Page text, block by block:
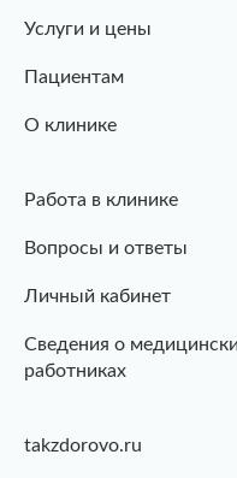
Услуги и цены
Пациентам
О клинике
Работа в клинике
Вопросы и ответы
Личный кабинет
Сведения о
работниках
takzdorovo.ru